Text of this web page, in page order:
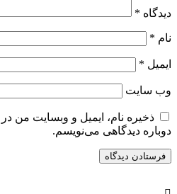
دیدگاه *
نام *
ایمیل *
وب‌ سایت
ذخیره نام، ایمیل و وبسایت من
دوباره دیدگاهی می‌نویسم.